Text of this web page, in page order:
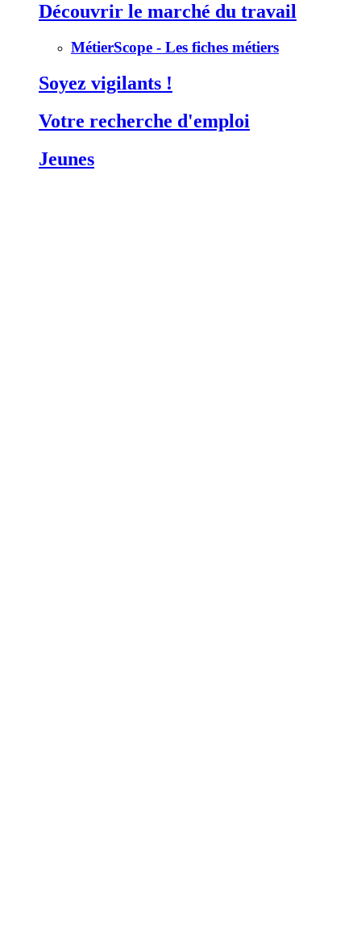
Découvrir le marché du travail
MétierScope - Les fiches métiers
Soyez vigilants !
Votre recherche d'emploi
Jeunes